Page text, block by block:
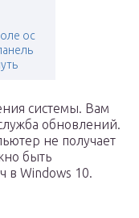
ос
системы. Вам
обновлений.
не получает
быть
в Windows 10.